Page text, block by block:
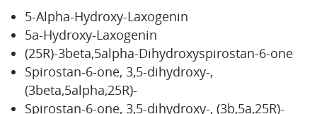
5-Alpha-Hydroxy-Laxogenin
5a-Hydroxy-Laxogenin
(25R)-3beta,5alpha-Dihydroxyspirostan-6-one
Spirostan-6-one, 3,5-dihydroxy-,
(3beta,5alpha,25R)-
Spirostan-6-one, 3,5-dihydroxy-, (3b,5a,25R)-